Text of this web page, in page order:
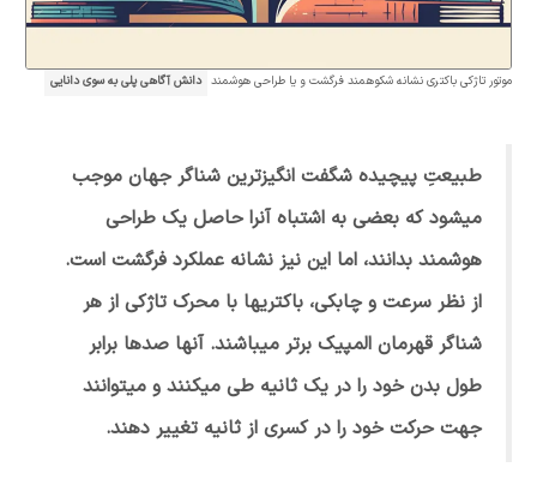
موتور تاژکی باکتری نشانه شکوهمند فرگشت و یا طراحی هوشمند دانش آگاهی پلی به سوی دانایی
طبیعتِ پیچیده شگفت انگیزترین شناگر جهان موجب
میشود که بعضی به اشتباه آنرا حاصل یک طراحی
هوشمند بدانند، اما این نیز نشانه عملکرد فرگشت است.
از نظر سرعت و چابکی، باکتریها با محرک تاژکی از هر
شناگر قهرمان المپیک برتر میباشند. آنها صدها برابر
طول بدن خود را در یک ثانیه طی میکنند و میتوانند
جهت حرکت خود را در کسری از ثانیه تغییر دهند.